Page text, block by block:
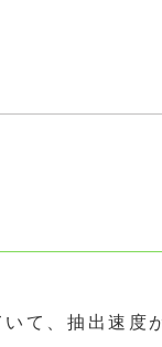
て、抽出速度